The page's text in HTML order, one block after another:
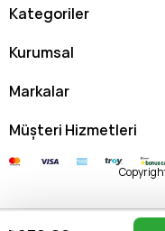
Kategoriler
Kurumsal
Markalar
Müşteri Hizmetleri